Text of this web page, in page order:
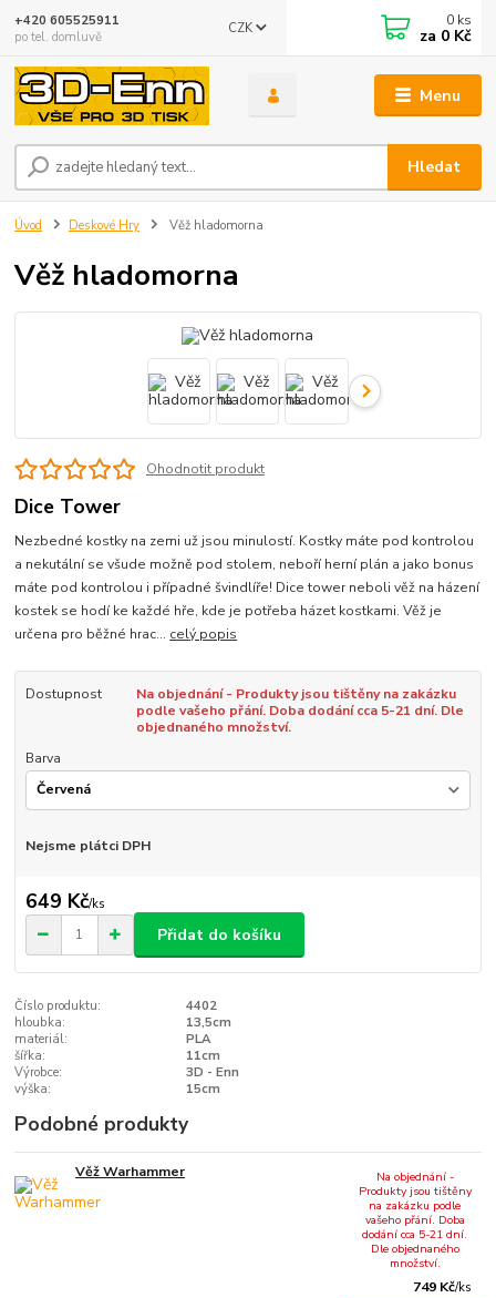
Menu
CZK
Hledat
+420 605525911
po tel. domluvě
0 ks
za 0 Kč
Úvod Deskové Hry Věž hladomorna
Věž hladomorna
Ohodnotit produkt
Dice Tower
Nezbedné kostky na zemi už jsou minulostí. Kostky máte pod kontrolou
a nekutální se všude možně pod stolem, neboří herní plán a jako bonus
máte pod kontrolou i případné švindlíře! Dice tower neboli věž na házení
kostek se hodí ke každé hře, kde je potřeba házet kostkami. Věž je
určena pro běžné hrac... celý popis
Dostupnost
Na objednání - Produkty jsou tištěny na zakázku
podle vašeho přání. Doba dodání cca 5-21 dní. Dle
objednaného množství.
Barva
Nejsme plátci DPH
649 Kč/ks
Přidat do košíku
Číslo produktu:
4402
hloubka:
13,5cm
materiál:
PLA
šířka:
11cm
Výrobce:
3D - Enn
výška:
15cm
Podobné produkty
Věž Warhammer
749 Kč/ks
Na objednání -
Produkty jsou tištěny
na zakázku podle
vašeho přání. Doba
dodání cca 5-21 dní.
Dle objednaného
množství.